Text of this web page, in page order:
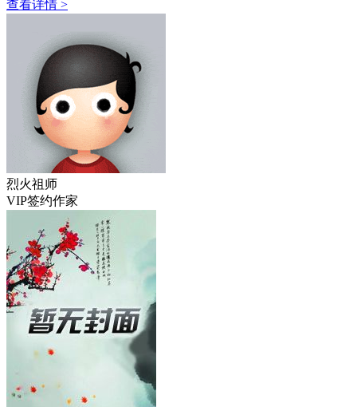
查看详情 >
烈火祖师
VIP签约作家